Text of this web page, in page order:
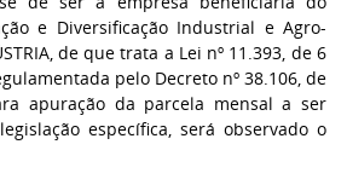
e Diversificação Industrial e Agro-
de que trata a Lei nº 11.393, de 6
pelo Decreto nº 38.106, de
apuração da parcela mensal a ser
específica, será observado o